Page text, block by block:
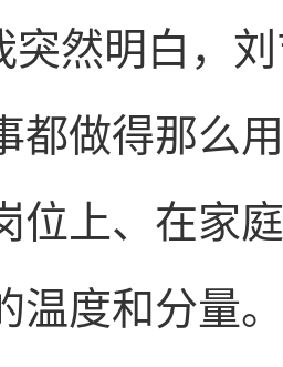
突然明白，
都做得那么
位上、在家
温度和分量。